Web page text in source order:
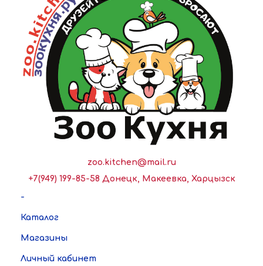
zoo.kitchen@mail.ru
+7(949) 199-85-58 Донецк, Макеевка, Харцызск
-
Каталог
Магазины
Личный кабинет